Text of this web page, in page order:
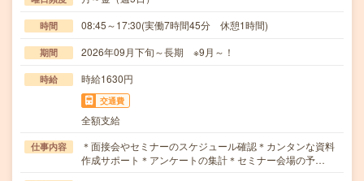
時間 08:45～17:30(実働7時間45分 休憩1時間)
期間 2026年09月下旬～長期 ※9月～！
時給 時給1630円
交通費
全額支給
仕事内容
＊面接会やセミナーのスケジュール確認＊カンタンな資料
作成サポート＊アンケートの集計＊セミナー会場の予…